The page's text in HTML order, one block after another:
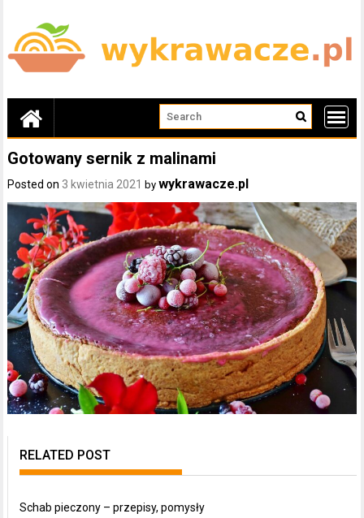
content
Gotowany sernik z malinami
Posted on 3 kwietnia 2021 bywykrawacze.pl
RELATED POST
Schab pieczony – przepisy, pomysły